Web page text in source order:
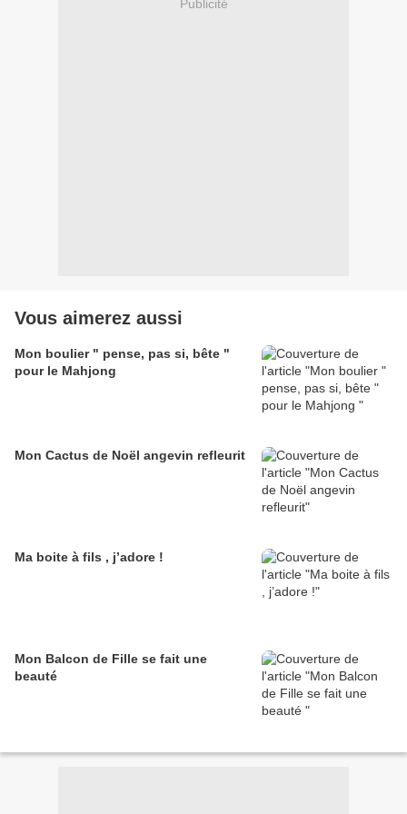
Publicité
Vous aimerez aussi
Mon boulier " pense, pas si, bête "
pour le Mahjong
Mon Cactus de Noël angevin refleurit
Ma boite à fils , j’adore !
Mon Balcon de Fille se fait une
beauté